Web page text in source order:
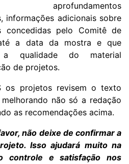
informações adicionais sobre
concedidas pelo Comitê de
a data da mostra e que
a qualidade do material
de projetos.
os projetos revisem o texto
não só a redação
as recomendações acima.
não deixe de confirmar a
Isso ajudará muito na
controle e satisfação nos